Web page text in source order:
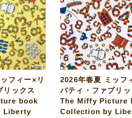
フィー×リ
リックス
book
Liberty
2026年春夏 ミッフ
バティ・ファブリッ
The Miffy Picture
Collection by